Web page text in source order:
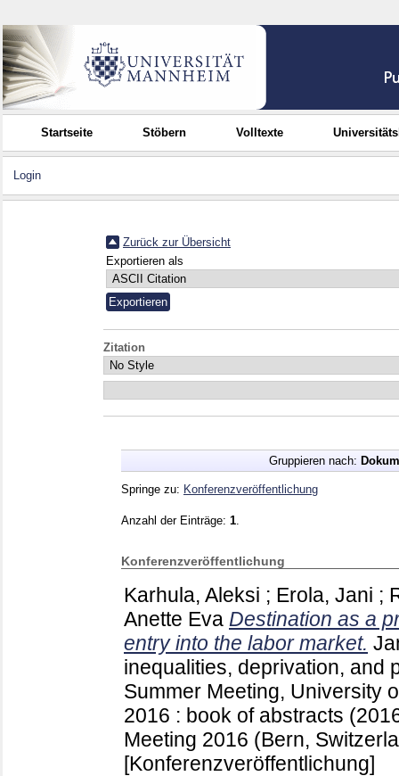
Startseite Stöbern Volltexte
Login
Zurück zur Übersicht
Exportieren als
Zitation
Gruppieren nach:
Springe zu: Konferenzveröffentlichung
Anzahl der Einträge: 1
Konferenzveröffentlichung
Karhula, Aleksi ; Erola, Jani ;
Anette Eva Destination as a
entry into the labor market.
inequalities, deprivation, and
Summer Meeting, University
2016 : book of abstracts
Meeting 2016 (Bern,
[Konferenzveröffentlichung]